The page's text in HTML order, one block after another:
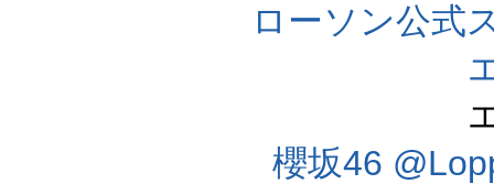
ローソン公式
櫻坂46